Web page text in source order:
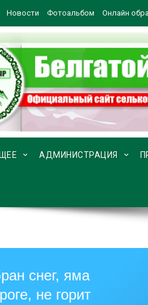
Новости Фотоальбом Онлайн
АДМИНИСТРАЦИЯ
снег, яма
не горит